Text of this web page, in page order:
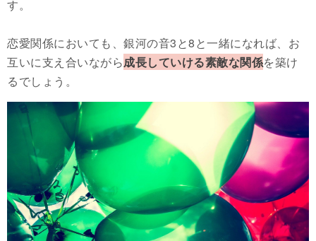
す。
恋愛関係においても、銀河の音3と8と一緒になれば、お
互いに支え合いながら成長していける素敵な関係を築け
るでしょう。